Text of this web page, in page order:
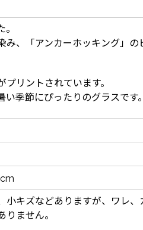
み、「アンカーホッキング」の
リントされています。
季節にぴったりのグラスです。
小キズなどありますが、ワレ、
りません。